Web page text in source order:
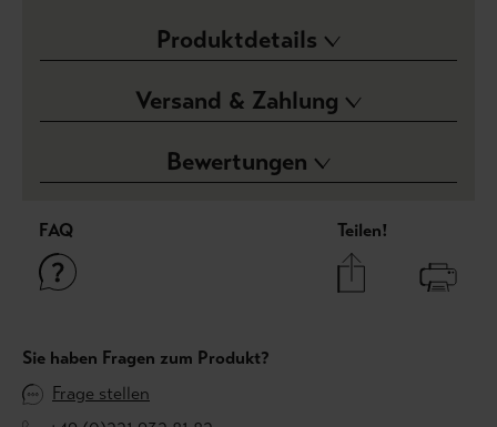
Produktdetails
Versand & Zahlung
Bewertungen
FAQ Teilen!
Sie haben Fragen zum Produkt?
Frage stellen